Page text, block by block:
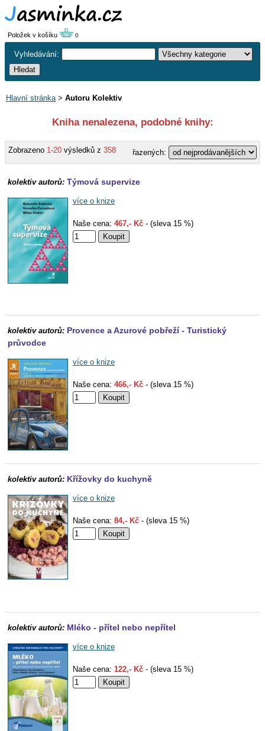
Položek v košíku 0
Vyhledávání:
Hlavní stránka> Autoru Kolektiv
Kniha nenalezena, podobné knihy:
Zobrazeno 1-20 výsledků z 358 řazených:
kolektiv autorů: Týmová supervize
více o knize
Naše cena: 467,- Kč - (sleva 15 %)
kolektiv autorů: Provence a Azurové pobřeží - Turistický
průvodce
více o knize
Naše cena: 466,- Kč - (sleva 15 %)
kolektiv autorů: Křížovky do kuchyně
více o knize
Naše cena: 84,- Kč - (sleva 15 %)
kolektiv autorů: Mléko - přítel nebo nepřítel
více o knize
Naše cena: 122,- Kč - (sleva 15 %)